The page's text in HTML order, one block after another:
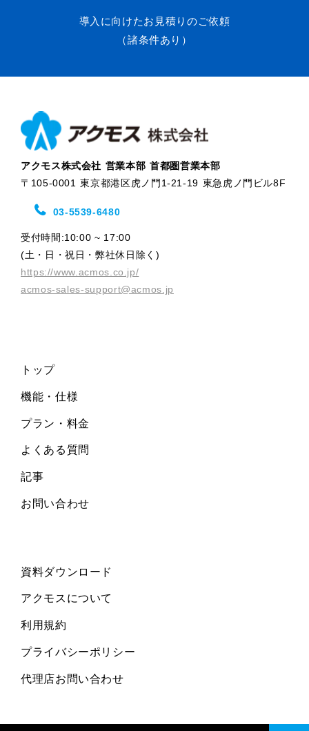
導入に向けたお見積りのご依頼
（諸条件あり）
アクモス株式会社 営業本部 首都圏営業本部
〒105-0001 東京都港区虎ノ門1-21-19 東急虎ノ門ビル8F
03-5539-6480
受付時間:10:00 ~ 17:00
(土・日・祝日・弊社休日除く)
https://www.acmos.co.jp/
acmos-sales-support@acmos.jp
トップ
機能・仕様
プラン・料金
よくある質問
記事
お問い合わせ
資料ダウンロード
アクモスについて
利用規約
プライバシーポリシー
代理店お問い合わせ